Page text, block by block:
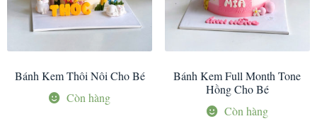
Bánh Kem Thôi Nôi Cho Bé
Còn hàng
Bánh Kem Full Month Tone
Hồng Cho Bé
Còn hàng